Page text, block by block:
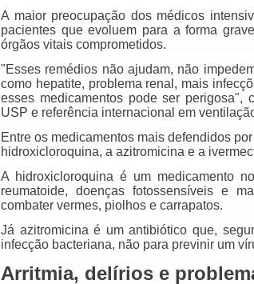
A maior preocupação dos médicos
pacientes que evoluem para a forma
órgãos vitais comprometidos.
"Esses remédios não ajudam, não
como hepatite, problema renal, mais
esses medicamentos pode ser perigosa",
USP e referência internacional em
Entre os medicamentos mais defendidos
hidroxicloroquina, a azitromicina e a
A hidroxicloroquina é um medicamento
reumatoide, doenças fotossensíveis e
combater vermes, piolhos e carrapatos.
Já azitromicina é um antibiótico que,
infecção bacteriana, não para previnir um
Arritmia, delírios e